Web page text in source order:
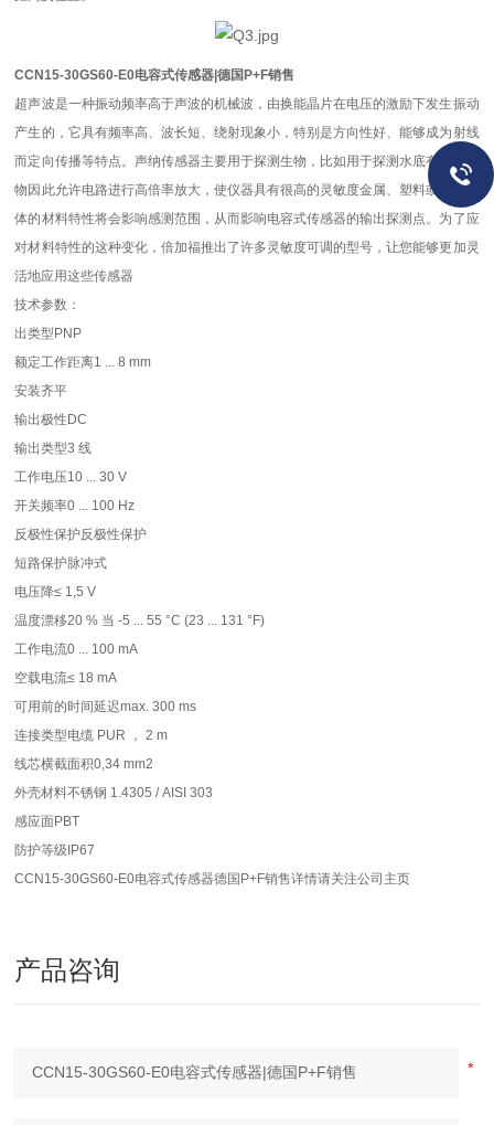
CCN15-30GS60-E0电容式传感器|德国P+F销售
超声波是一种振动频率高于声波的机械波，由换能晶片在电压的激励下发生振动
产生的，它具有频率高、波长短、绕射现象小，特别是方向性好、能够成为射线
而定向传播等特点。声纳传感器主要用于探测生物，比如用于探测水底有哪些生
物因此允许电路进行高倍率放大，使仪器具有很高的灵敏度金属、塑料或液态物
体的材料特性将会影响感测范围，从而影响电容式传感器的输出探测点。为了应
对材料特性的这种变化，倍加福推出了许多灵敏度可调的型号，让您能够更加灵
活地应用这些传感器
技术参数：
出类型 PNP
额定工作距离1 ... 8 mm
安装齐平
输出极性 DC
输出类型3 线
工作电压10 ... 30 V
开关频率0 ... 100 Hz
反极性保护反极性保护
短路保护脉冲式
电压降≤ 1,5 V
温度漂移20 % 当 -5 ... 55 °C (23 ... 131 °F)
工作电流0 ... 100 mA
空载电流≤ 18 mA
可用前的时间延迟max. 300 ms
连接类型电缆 PUR ， 2 m
线芯横截面积0,34 mm2
外壳材料不锈钢 1.4305 / AISI 303
感应面PBT
防护等级 IP67
CCN15-30GS60-E0电容式传感器德国P+F销售详情请关注公司主页
产品咨询